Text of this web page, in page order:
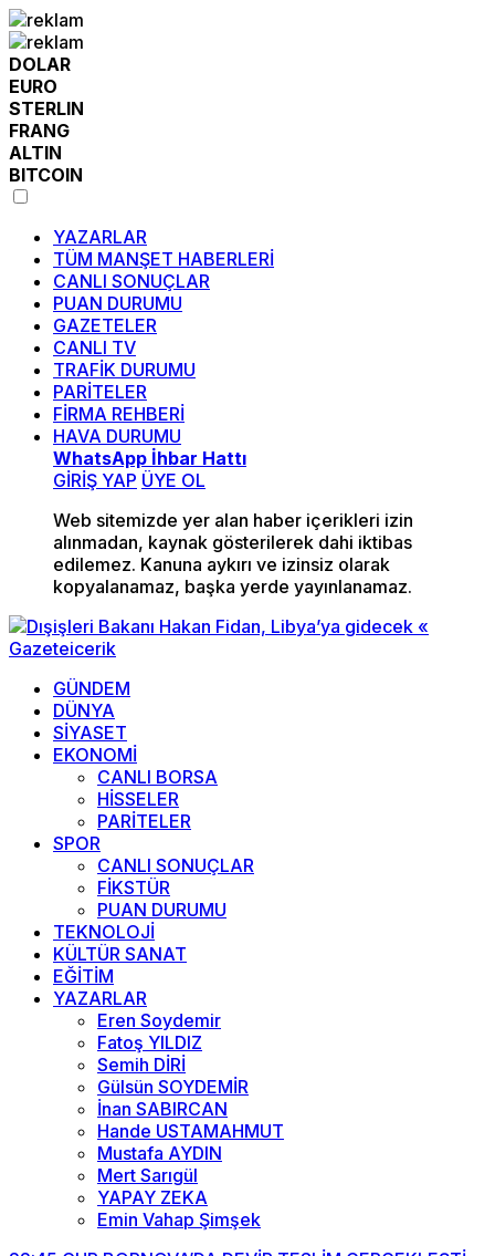
DOLAR
EURO
STERLIN
FRANG
ALTIN
BITCOIN
YAZARLAR
TÜM MANŞET HABERLERİ
CANLI SONUÇLAR
PUAN DURUMU
GAZETELER
CANLI TV
TRAFİK DURUMU
PARİTELER
FİRMA REHBERİ
HAVA DURUMU
WhatsApp İhbar Hattı
GİRİŞ YAP ÜYE OL
Web sitemizde yer alan haber içerikleri izin
alınmadan, kaynak gösterilerek dahi iktibas
edilemez. Kanuna aykırı ve izinsiz olarak
kopyalanamaz, başka yerde yayınlanamaz.
GÜNDEM
DÜNYA
SİYASET
EKONOMİ
CANLI BORSA
HİSSELER
PARİTELER
SPOR
CANLI SONUÇLAR
FİKSTÜR
PUAN DURUMU
TEKNOLOJİ
KÜLTÜR SANAT
EĞİTİM
YAZARLAR
Eren Soydemir
Fatoş YILDIZ
Semih DİRİ
Gülsün SOYDEMİR
İnan SABIRCAN
Hande USTAMAHMUT
Mustafa AYDIN
Mert Sarıgül
YAPAY ZEKA
Emin Vahap Şimşek